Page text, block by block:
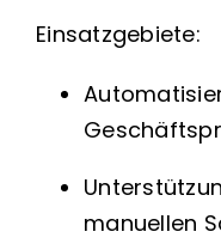
Einsatzgebiete:
manuellen